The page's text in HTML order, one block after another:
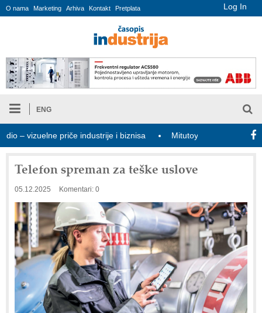
Log In
O nama Marketing Arhiva Kontakt Pretplata
ENG
priče industrije i biznisa Mitutoyo Crysta-Apex V
Telefon spreman za teške uslove
05.12.2025 Komentari: 0